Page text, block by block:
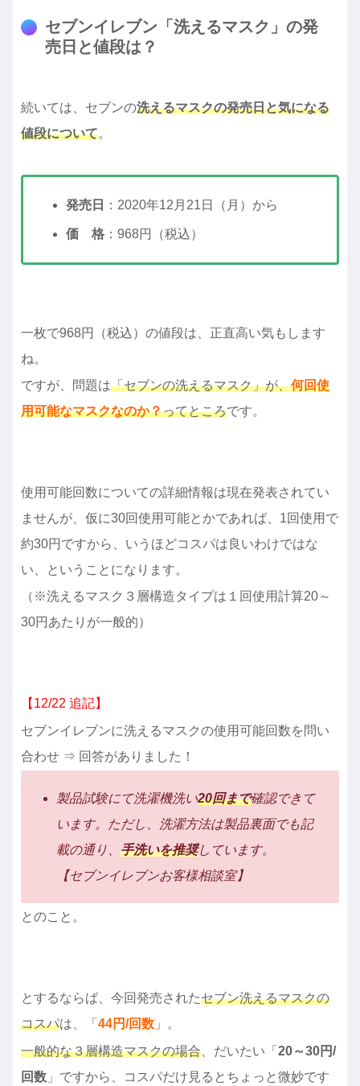
セブンイレブン「洗えるマスク」の発
売日と値段は？
続いては、セブンの洗えるマスクの発売日と気になる
値段について。
発売日 ：2020年12月21日（月）から
価 格 ：968円（税込）
一枚で968円（税込）の値段は、正直高い気もします
ね。
ですが、問題は「セブンの洗えるマスク」が、何回使
用可能なマスクなのか？ってところです。
使用可能回数についての詳細情報は現在発表されてい
ませんが、仮に30回使用可能とかであれば、1回使用で
約30円ですから、いうほどコスパは良いわけではな
い、ということになります。
（※洗えるマスク３層構造タイプは１回使用計算20～
30円あたりが一般的）
【12/22 追記】
セブンイレブンに洗えるマスクの使用可能回数を問い
合わせ ⇒ 回答がありました！
製品試験にて洗濯機洗い20回まで確認できて
います。ただし、洗濯方法は製品裏面でも記
載の通り、手洗いを推奨しています。
【セブンイレブンお客様相談室】
とのこと。
とするならば、今回発売されたセブン洗えるマスクの
コスパは、「 44円/回数 」。
一般的な３層構造マスクの場合 、だいたい「 20～30円/
回数 」ですから、コスパだけ見るとちょっと微妙です